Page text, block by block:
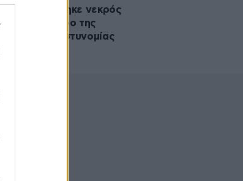
εντοπίστηκε νεκρός
στο κέντρο της
της αστυνομίας